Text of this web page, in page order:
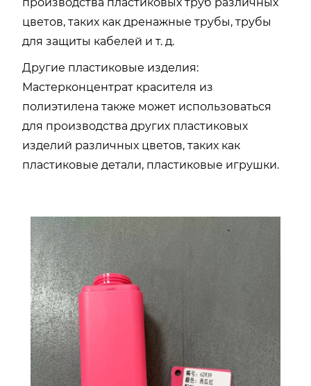
цветов, таких как дренажные трубы, трубы
для защиты кабелей и т. д.
Другие пластиковые изделия:
Мастерконцентрат красителя из
полиэтилена также может использоваться
для производства других пластиковых
изделий различных цветов, таких как
пластиковые детали, пластиковые игрушки.